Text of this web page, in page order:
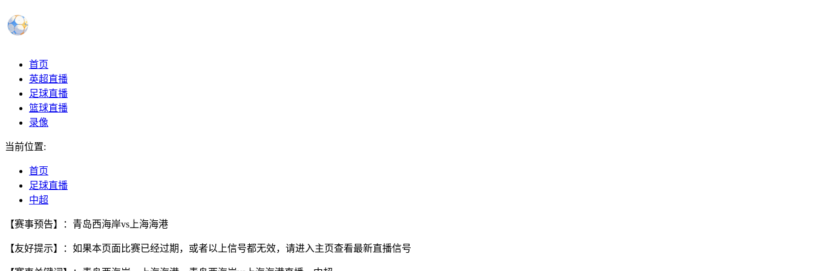
首页
英超直播
足球直播
篮球直播
录像
当前位置:
首页
足球直播
中超
【赛事预告】：青岛西海岸vs上海海港
【友好提示】：如果本页面比赛已经过期，或者以上信号都无效，请进入主页查看最新直播信号